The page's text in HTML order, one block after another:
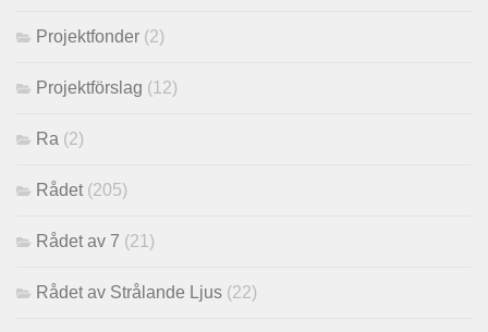
Projektfonder (2)
Projektförslag (12)
Ra (2)
Rådet (205)
Rådet av 7 (21)
Rådet av Strålande Ljus (22)